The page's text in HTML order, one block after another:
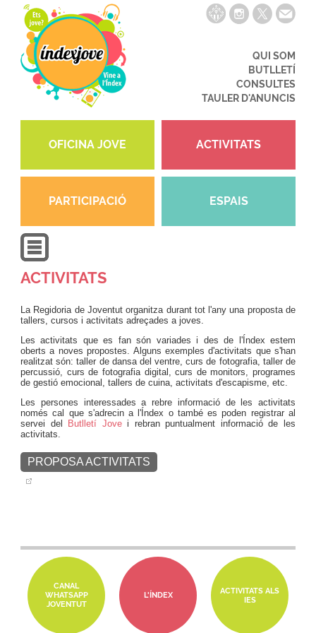
QUI SOM
BUTLLETÍ
CONSULTES
TAULER D'ANUNCIS
OFICINA JOVE ACTIVITATS
PARTICIPACIÓ ESPAIS
ACTIVITATS
La Regidoria de Joventut organitza durant tot l'any una proposta de
tallers, cursos i activitats adreçades a joves.
Les activitats que es fan són variades i des de l'Índex estem
oberts a noves propostes. Alguns exemples d'activitats que s'han
realitzat són: taller de dansa del ventre, curs de fotografia, taller de
percussió, curs de fotografia digital, curs de monitors, programes
de gestió emocional, tallers de cuina, activitats d'escapisme, etc.
Les persones interessades a rebre informació de les activitats
només cal que s'adrecin a l'Índex o també es poden registrar al
servei del
Butlletí Jovei rebran puntualment informació de les
activitats.
PROPOSA ACTIVITATS
CANAL
WHATSAPP
JOVENTUT
L'ÍNDEX
ACTIVITATS ALS
IES